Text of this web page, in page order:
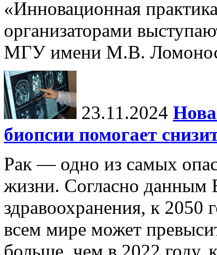
«Инновационная
организаторами
МГУ имени М.В.
23.11.2024
биопсии помогает
Рак — одно из самых
жизни. Согласно данным
здравоохранения, к 2050
всем мире может